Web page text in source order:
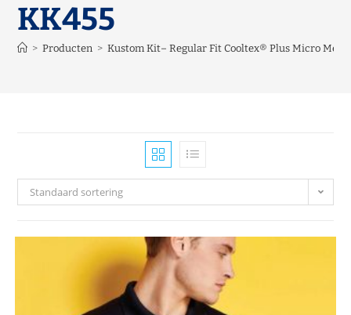
KK455
> Producten > Kustom Kit– Regular Fit Cooltex® Plus Micro Mesh
Standaard sortering